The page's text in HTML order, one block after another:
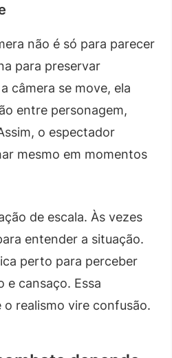
não é só para parecer
para preservar
câmera se move, ela
entre personagem,
o espectador
mesmo em momentos
de escala. Às vezes
entender a situação.
perto para perceber
e cansaço. Essa
realismo vire confusão.